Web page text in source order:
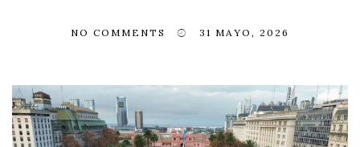
NO COMMENTS 31 MAYO, 2026